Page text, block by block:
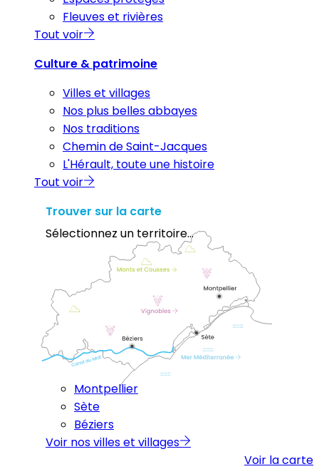
Fleuves et rivières
Tout voir
Culture & patrimoine
Villes et villages
Nos plus belles abbayes
Nos traditions
Chemin de Saint-Jacques
L'Hérault, toute une histoire
Tout voir
Trouver sur la carte
Sélectionnez un territoire...
Montpellier
Sète
Béziers
Voir nos villes et villages
Voir la carte